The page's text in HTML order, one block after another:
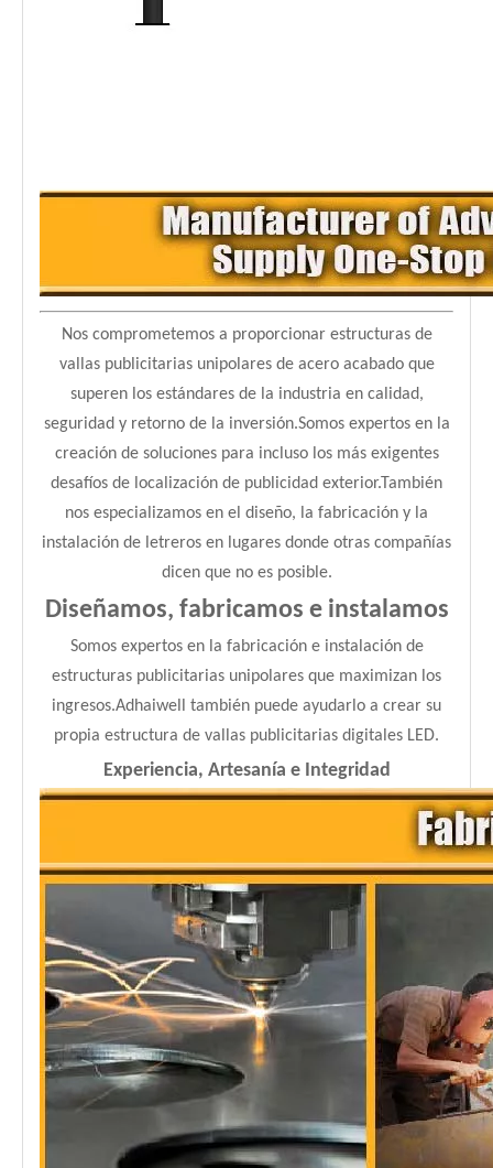
Nos comprometemos a proporcionar estructuras de
vallas publicitarias unipolares de acero acabado que
superen los estándares de la industria en calidad,
seguridad y retorno de la inversión.Somos expertos en la
creación de soluciones para incluso los más exigentes
desafíos de localización de publicidad exterior.También
nos especializamos en el diseño, la fabricación y la
instalación de letreros en lugares donde otras compañías
dicen que no es posible.
Diseñamos, fabricamos e instalamos
Somos expertos en la fabricación e instalación de
estructuras publicitarias unipolares que maximizan los
ingresos.Adhaiwell también puede ayudarlo a crear su
propia estructura de vallas publicitarias digitales LED.
Experiencia, Artesanía e Integridad